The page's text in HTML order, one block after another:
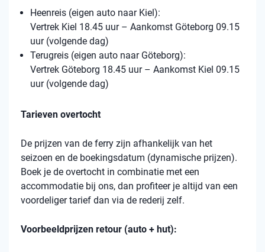
Heenreis (eigen auto naar Kiel):
Vertrek Kiel 18.45 uur – Aankomst Göteborg 09.15
uur (volgende dag)
Terugreis (eigen auto naar Göteborg):
Vertrek Göteborg 18.45 uur – Aankomst Kiel 09.15
uur (volgende dag)
Tarieven overtocht
De prijzen van de ferry zijn afhankelijk van het
seizoen en de boekingsdatum (dynamische prijzen).
Boek je de overtocht in combinatie met een
accommodatie bij ons, dan profiteer je altijd van een
voordeliger tarief dan via de rederij zelf.
Voorbeeldprijzen retour (auto + hut):